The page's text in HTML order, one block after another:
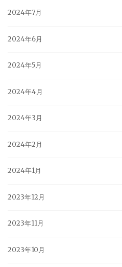
2024年7月
2024年6月
2024年5月
2024年4月
2024年3月
2024年2月
2024年1月
2023年12月
2023年11月
2023年10月